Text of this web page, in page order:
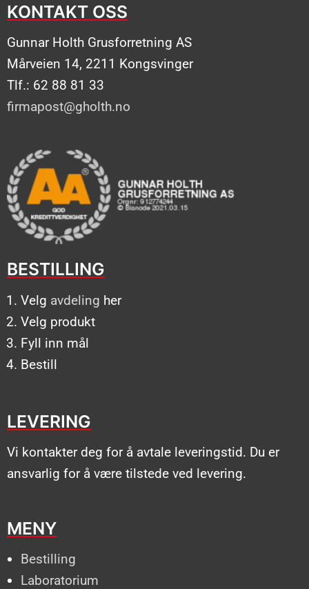
KONTAKT OSS
Gunnar Holth Grusforretning AS
Mårveien 14, 2211 Kongsvinger
Tlf.: 62 88 81 33
firmapost@gholth.no
BESTILLING
Velg avdeling her
Velg produkt
Fyll inn mål
Bestill
LEVERING
Vi kontakter deg for å avtale leveringstid. Du er
ansvarlig for å være tilstede ved levering.
MENY
Bestilling
Laboratorium